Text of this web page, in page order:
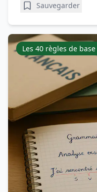
Sauvegarder
Les 40 règles de